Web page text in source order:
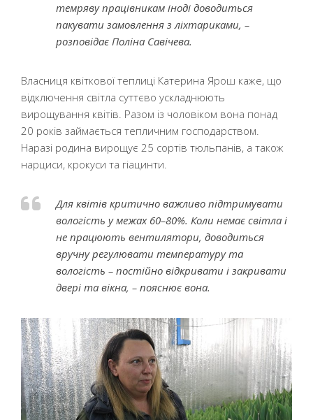
темряву працівникам іноді доводиться
пакувати замовлення з ліхтариками, –
розповідає Поліна Савічева.
Власниця квіткової теплиці Катерина Ярош каже, що
відключення світла суттєво ускладнюють
вирощування квітів. Разом із чоловіком вона понад
20 років займається тепличним господарством.
Наразі родина вирощує 25 сортів тюльпанів, а також
нарциси, крокуси та гіацинти.
Для квітів критично важливо підтримувати
вологість у межах 60–80%. Коли немає світла і
не працюють вентилятори, доводиться
вручну регулювати температуру та
вологість – постійно відкривати і закривати
двері та вікна, – пояснює вона.